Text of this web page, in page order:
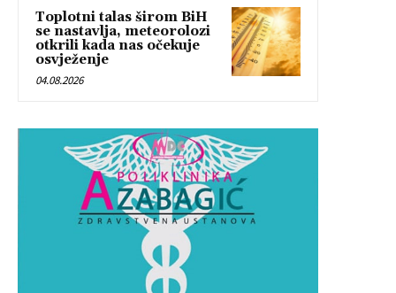
Toplotni talas širom BiH
se nastavlja, meteorolozi
otkrili kada nas očekuje
osvježenje
04.08.2026